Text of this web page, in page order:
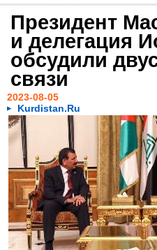
Президент
и делегация
обсудили
связи
2023-08-05
Kurdistan.Ru